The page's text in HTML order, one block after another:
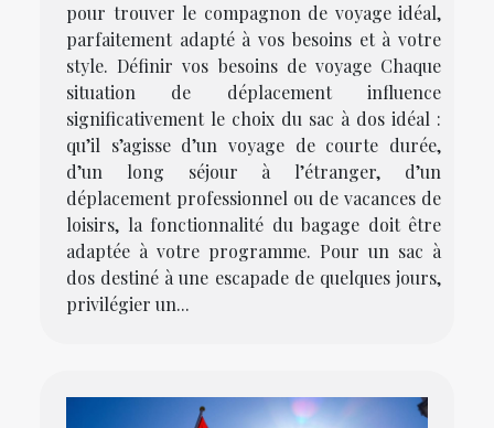
pour trouver le compagnon de voyage idéal,
parfaitement adapté à vos besoins et à votre
style. Définir vos besoins de voyage Chaque
situation de déplacement influence
significativement le choix du sac à dos idéal :
qu’il s’agisse d’un voyage de courte durée,
d’un long séjour à l’étranger, d’un
déplacement professionnel ou de vacances de
loisirs, la fonctionnalité du bagage doit être
adaptée à votre programme. Pour un sac à
dos destiné à une escapade de quelques jours,
privilégier un...